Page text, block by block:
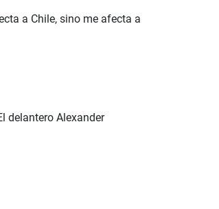
a Chile, sino me afecta a
delantero Alexander